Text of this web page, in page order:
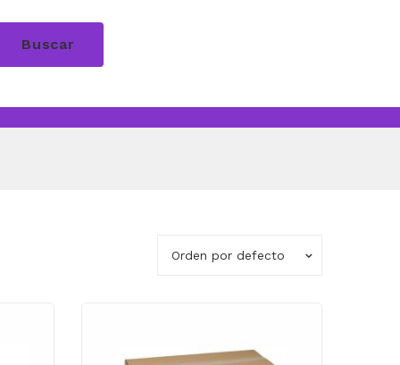
Buscar
Orden por defecto